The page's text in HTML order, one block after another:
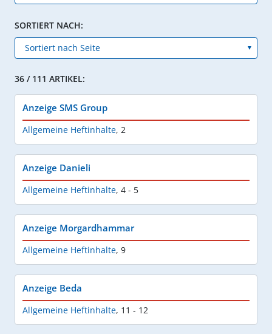
SORTIERT NACH:
36 / 111 ARTIKEL:
Anzeige SMS Group
Allgemeine Heftinhalte, 2
Anzeige Danieli
Allgemeine Heftinhalte, 4 - 5
Anzeige Morgardhammar
Allgemeine Heftinhalte, 9
Anzeige Beda
Allgemeine Heftinhalte, 11 - 12